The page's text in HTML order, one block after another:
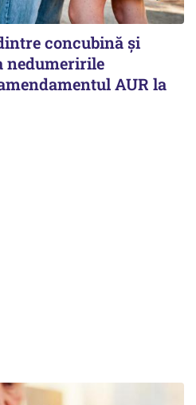
concubină și
nedumeririle
AUR la